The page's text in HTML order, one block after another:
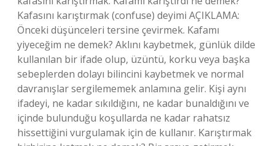
Kafasını karıştırmak (confuse) deyimi AÇIKLAMA:
Önceki düşünceleri tersine çevirmek. Kafamı
yiyeceğim ne demek? Aklını kaybetmek, günlük dilde
kullanılan bir ifade olup, üzüntü, korku veya başka
sebeplerden dolayı bilincini kaybetmek ve normal
davranışlar sergilememek anlamına gelir. Kişi aynı
ifadeyi, ne kadar sıkıldığını, ne kadar bunaldığını ve
içinde bulunduğu koşullarda ne kadar rahatsız
hissettiğini vurgulamak için de kullanır. Karıştırmak